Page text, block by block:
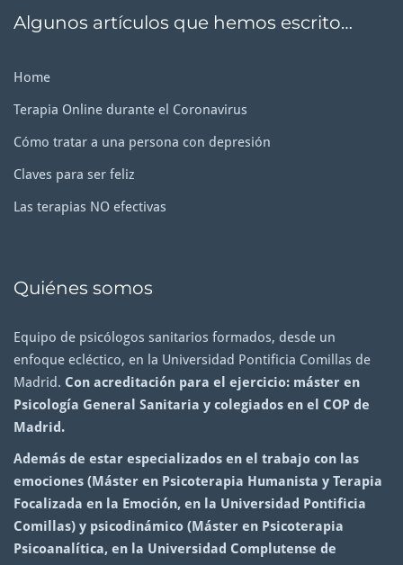
Algunos artículos que hemos escrito…
Home
Terapia Online durante el Coronavirus
Cómo tratar a una persona con depresión
Claves para ser feliz
Las terapias NO efectivas
Quiénes somos
Equipo de psicólogos sanitarios formados, desde un
enfoque ecléctico, en la Universidad Pontificia Comillas de
Madrid. Con acreditación para el ejercicio: máster en
Psicología General Sanitaria y colegiados en el COP de
Madrid.
Además de estar especializados en el trabajo con las
emociones (Máster en Psicoterapia Humanista y Terapia
Focalizada en la Emoción, en la Universidad Pontificia
Comillas) y psicodinámico (Máster en Psicoterapia
Psicoanalítica, en la Universidad Complutense de